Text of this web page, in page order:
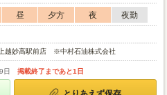
昼 夕方 夜
夜勤
越妙高駅前店 ※中村石油株式会社
日 掲載終了まであと1日